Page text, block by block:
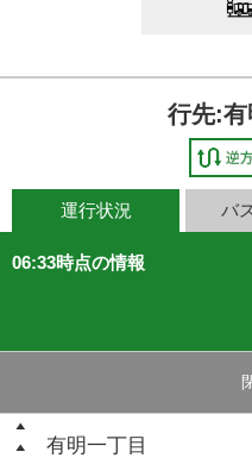
行先:有
運行状況 バ
06:33時点の情報
有明一丁目